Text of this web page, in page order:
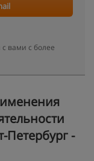
вами с более
Петербург -